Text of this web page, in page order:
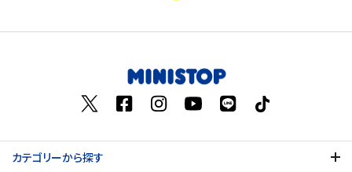
カテゴリーから探す